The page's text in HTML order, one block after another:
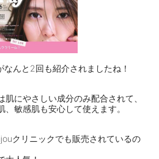
んと2回も紹介されましたね！
にやさしい成分のみ配合されて、
敏感肌も安心して使えます。
クリニックでも販売されているの